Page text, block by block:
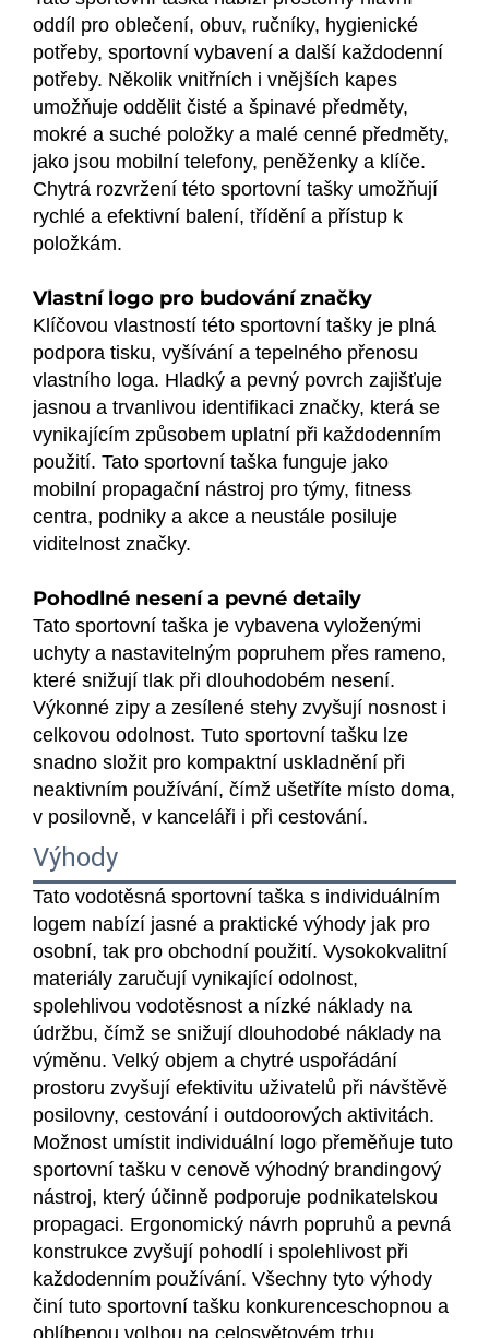
oddíl pro oblečení, obuv, ručníky, hygienické
potřeby, sportovní vybavení a další každodenní
potřeby. Několik vnitřních i vnějších kapes
umožňuje oddělit čisté a špinavé předměty,
mokré a suché položky a malé cenné předměty,
jako jsou mobilní telefony, peněženky a klíče.
Chytrá rozvržení této sportovní tašky umožňují
rychlé a efektivní balení, třídění a přístup k
položkám.
Vlastní logo pro budování značky
Klíčovou vlastností této sportovní tašky je plná
podpora tisku, vyšívání a tepelného přenosu
vlastního loga. Hladký a pevný povrch zajišťuje
jasnou a trvanlivou identifikaci značky, která se
vynikajícím způsobem uplatní při každodenním
použití. Tato sportovní taška funguje jako
mobilní propagační nástroj pro týmy, fitness
centra, podniky a akce a neustále posiluje
viditelnost značky.
Pohodlné nesení a pevné detaily
Tato sportovní taška je vybavena vyloženými
uchyty a nastavitelným popruhem přes rameno,
které snižují tlak při dlouhodobém nesení.
Výkonné zipy a zesílené stehy zvyšují nosnost i
celkovou odolnost. Tuto sportovní tašku lze
snadno složit pro kompaktní uskladnění při
neaktivním používání, čímž ušetříte místo doma,
v posilovně, v kanceláři i při cestování.
Výhody
Tato vodotěsná sportovní taška s individuálním
logem nabízí jasné a praktické výhody jak pro
osobní, tak pro obchodní použití. Vysokokvalitní
materiály zaručují vynikající odolnost,
spolehlivou vodotěsnost a nízké náklady na
údržbu, čímž se snižují dlouhodobé náklady na
výměnu. Velký objem a chytré uspořádání
prostoru zvyšují efektivitu uživatelů při návštěvě
posilovny, cestování i outdoorových aktivitách.
Možnost umístit individuální logo přeměňuje tuto
sportovní tašku v cenově výhodný brandingový
nástroj, který účinně podporuje podnikatelskou
propagaci. Ergonomický návrh popruhů a pevná
konstrukce zvyšují pohodlí i spolehlivost při
každodenním používání. Všechny tyto výhody
činí tuto sportovní tašku konkurenceschopnou a